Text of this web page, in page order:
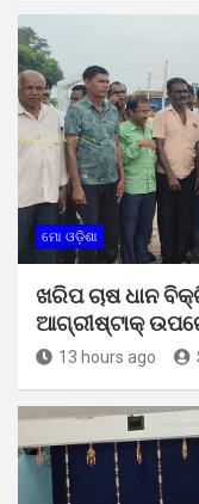
ମୋ ଓଡ଼ିଶା
ଖରିପ ଚାଷ ଧାନ
ଆଗ୍ରୀଷ୍ଟାକ୍
13 hours ago